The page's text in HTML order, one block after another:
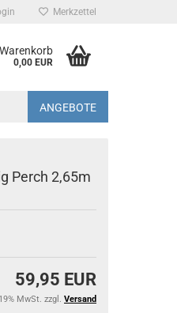
Merkzettel
0,00 EUR
ANGEBOTE
Perch 2,65m
59,95 EUR
MwSt. zzgl. Versand